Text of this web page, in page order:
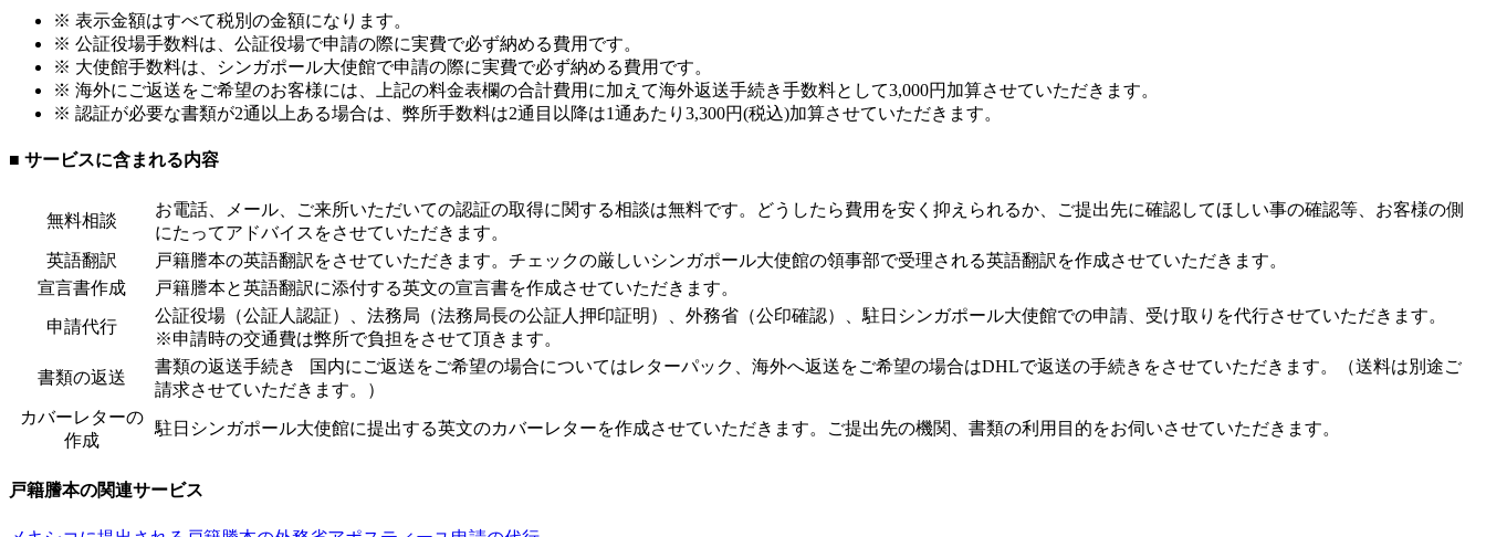
※ 表示金額はすべて税別の金額になります。
※ 公証役場手数料は、公証役場で申請の際に実費で必ず納める費用です。
※ 大使館手数料は、シンガポール大使館で申請の際に実費で必ず納める費用です。
※ 海外にご返送をご希望のお客様には、上記の料金表欄の合計費用に加えて海外返送手続き手数料として3,000円加算させていただきます。
※ 認証が必要な書類が2通以上ある場合は、弊所手数料は2通目以降は1通あたり3,300円(税込)加算させていただきます。
■ サービスに含まれる内容
無料相談
お電話、メール、ご来所いただいての認証の取得に関する相談は無料です。どうしたら費用を安く抑えられるか、ご提出先に確認してほしい事の確認等、お客様の側
にたってアドバイスをさせていただきます。
英語翻訳
戸籍謄本の英語翻訳をさせていただきます。チェックの厳しいシンガポール大使館の領事部で受理される英語翻訳を作成させていただきます。
宣言書作成
戸籍謄本と英語翻訳に添付する英文の宣言書を作成させていただきます。
申請代行
公証役場（公証人認証）、法務局（法務局長の公証人押印証明）、外務省（公印確認）、駐日シンガポール大使館での申請、受け取りを代行させていただきます。
※申請時の交通費は弊所で負担をさせて頂きます。
書類の返送
書類の返送手続き 国内にご返送をご希望の場合についてはレターパック、海外へ返送をご希望の場合はDHLで返送の手続きをさせていただきます。（送料は別途ご
請求させていただきます。）
カバーレターの
作成
駐日シンガポール大使館に提出する英文のカバーレターを作成させていただきます。ご提出先の機関、書類の利用目的をお伺いさせていただきます。
戸籍謄本の関連サービス